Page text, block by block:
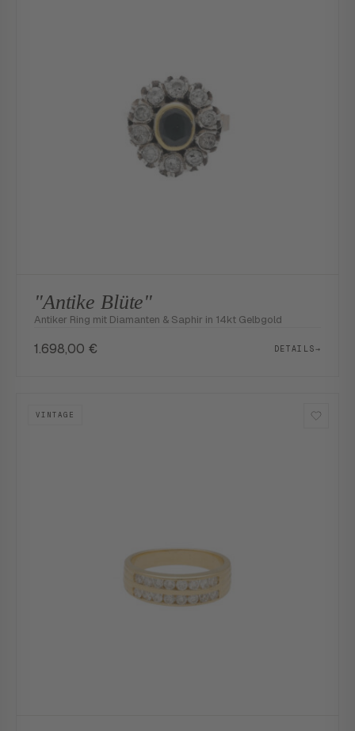
"Antike Blüte"
Antiker Ring mit Diamanten & Saphir in 14kt Gelbgold
1.698,00 € DETAILS→
VINTAGE